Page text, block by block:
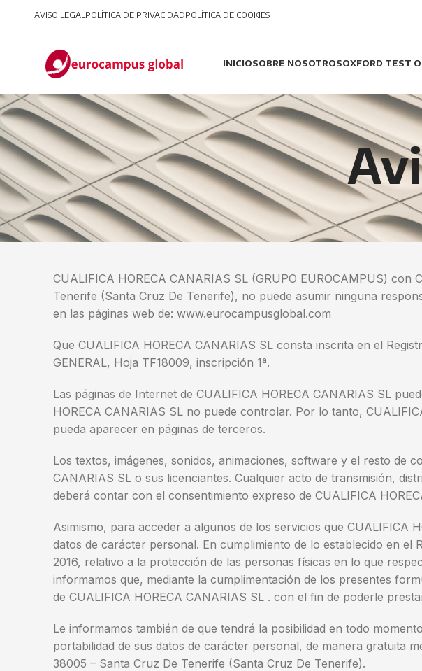
AVISO LEGALPOLÍTICA DE PRIVACIDADPOLÍTICA DE COOKIES
INICIOSOBRE NOSOTROSOXFORD TEST
CUALIFICA HORECA CANARIAS SL (GRUPO EUROCAMPUS)
Tenerife (Santa Cruz De Tenerife), no puede asumir ninguna
en las páginas web de: www.eurocampusglobal.com
Que CUALIFICA HORECA CANARIAS SL consta inscrita en el
GENERAL, Hoja TF18009, inscripción 1ª.
Las páginas de Internet de CUALIFICA HORECA CANARIAS SL
HORECA CANARIAS SL no puede controlar. Por lo tanto,
pueda aparecer en páginas de terceros.
Los textos, imágenes, sonidos, animaciones, software y el resto de
CANARIAS SL o sus licenciantes. Cualquier acto de transmisión,
deberá contar con el consentimiento expreso de CUALIFICA
Asimismo, para acceder a algunos de los servicios que
datos de carácter personal. En cumplimiento de lo establecido en
2016, relativo a la protección de las personas físicas en lo que
informamos que, mediante la cumplimentación de los presentes
de CUALIFICA HORECA CANARIAS SL . con el fin de poderle
Le informamos también de que tendrá la posibilidad en todo
portabilidad de sus datos de carácter personal, de manera gratuita
38005 – Santa Cruz De Tenerife (Santa Cruz De Tenerife).